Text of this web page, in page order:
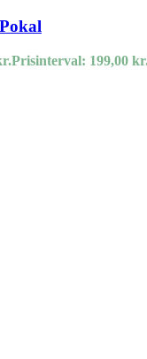
Prisinterval: 199,00